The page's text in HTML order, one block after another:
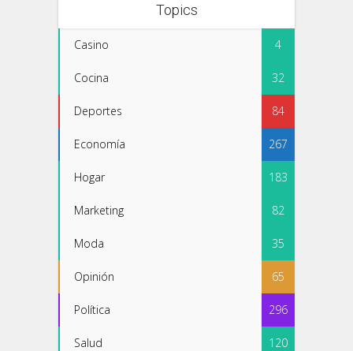
Topics
Casino 4
Cocina 32
Deportes 84
Economía 267
Hogar 183
Marketing 82
Moda 35
Opinión 65
Política 296
Salud 120